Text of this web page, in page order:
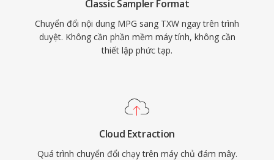
Classic Sampler Format
Chuyển đổi nội dung MPG sang TXW ngay trên trình
duyệt. Không cần phần mềm máy tính, không cần
thiết lập phức tạp.
Cloud Extraction
Quá trình chuyển đổi chạy trên máy chủ đám mây.